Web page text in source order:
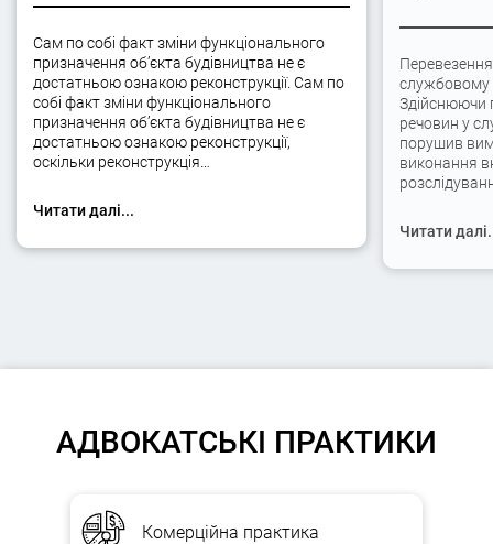
Сам по собі факт зміни функціонального
призначення об’єкта будівництва не є
достатньою ознакою реконструкції. Сам по
собі факт зміни функціонального
призначення об’єкта будівництва не є
достатньою ознакою реконструкції,
оскільки реконструкція…
Читати далі...
службовому
Здійснюючи
речовин у
порушив
виконання
Читати
АДВОКАТСЬКІ ПРАКТИКИ
Комерційна практика